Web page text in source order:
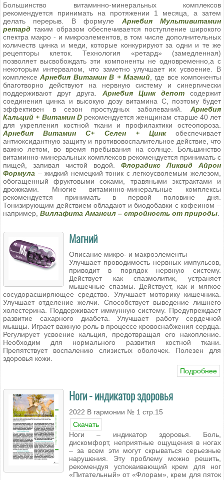
Большинство витаминно-минеральных комплексов
рекомендуется принимать на протяжении 1 месяца, а затем
делать перерыв. В формуле Арнебия Мультивитамин
ретард таким образом обеспечивается поступление широкого
спектра макро - и микроэлементов, в том числе дополнительных
количеств цинка и меди, которые конкурируют за одни и те же
рецепторы клеток. Технология «ретард» (замедленная)
позволяет высвобождать эти компоненты не одновременно,а с
некоторым интервалом, что заметно улучшает их усвоение. В
комплексеАрнебия Витамин В + Магний, где все компоненты
благотворно действуют на нервную систему и синергически
поддерживают друг друга. Арнебия Цинк депотсодержит
соединения цинка и высокую дозу витамина С, поэтому будет
эффективен в сезон простудных заболеваний. Арнебия
Кальций + Витамин Dрекомендуется женщинам старше 40 лет
для укрепления костной ткани и профилактики остеопороза.
Арнебия Витамин С+ Селен + Цинкобеспечивает
антиоксидантную защиту и противовоспалительное действие, что
важно летом, во время пребывания на солнце. Большинство
витаминно-минеральных комплексов рекомендуется принимать с
пищей, запивая чистой водой. Флорадикс Ликвид Айрон
Формула – жидкий немецкий тоник с легкоусвояемым железом,
обогащенный фруктовыми соками, травяными экстрактами и
дрожжами. Многие витаминно-минеральные комплексы
рекомендуется принимать в первой половине дня.
Тонизирующим действием обладают и биодобавки с кофеином –
например, Виллафита Амансил – стройность от природы
Магний
Описание микро- и макроэлементы
Улучшает проводимость нервных импульсов,
приводит в порядок нервную систему.
Действует как спазмолитик, устраняет
мышечные спазмы. Действует, как и мягкое
сосудорасширяющее средство. Улучшает моторику кишечника.
Улучшает отделение желчи. Способствует выведение лишнего
холестерина. Поддерживает иммунную систему. Предупреждает
развитие сахарного диабета. Улучшает работу сердечной
мышцы. Играет важную роль в процессе кровоснабжения сердца.
Регулирует усвоение кальция, предотвращая его накопление.
Необходим для нормального развития костной ткани.
Препятствует воспалению слизистых оболочек. Полезен для
здоровья кожи.
Подробнее
Ноги - индикатор здоровья
2022 В гармонии № 1 стр.15
Скачать
Ноги – индикатор здоровья. Боль,
дискомфорт, неприятные ощущения в ногах
– за всем эти могут скрываться серьезные
нарушения. Эту проблему можно решить,
рекомендуя успокаивающий крем для ног
«Питательный» от «Флорам», крем для пяток